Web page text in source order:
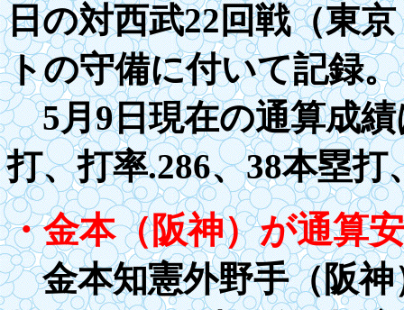
日の対西武22回戦（東
トの守備に付いて記録。
5月9日現在の通算成績
打、打率.286、38本塁打
・金本（阪神）が通算
金本知憲外野手（阪神